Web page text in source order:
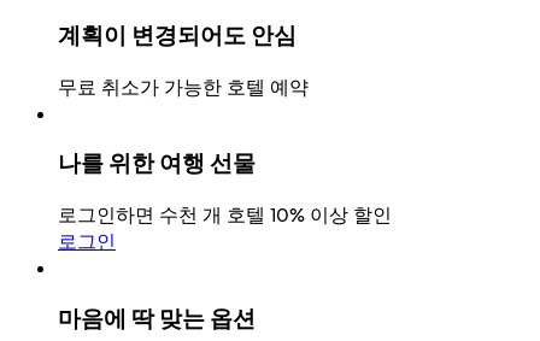
계획이 변경되어도 안심
무료 취소가 가능한 호텔 예약
나를 위한 여행 선물
로그인하면 수천 개 호텔 10% 이상 할인
로그인
마음에 딱 맞는 옵션